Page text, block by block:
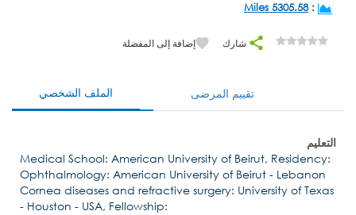
:
5305.58 Miles
شارك إضافة إلى المفضلة
الملف الشخصي تقييم المرضى
التعليم
Medical School: American University of Beirut, Residency:
Ophthalmology: American University of Beirut - Lebanon
Cornea diseases and refractive surgery: University of Texas
- Houston - USA, Fellowship: